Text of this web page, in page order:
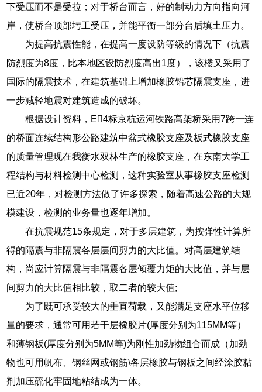
下受压而不是受拉；对于桥台而言，好的制动力方向指向河
岸，使桥台顶部圬工受压，并能平衡一部分台后填土压力。
为提高抗震性能，在提高一度设防等级的情况下（抗震
防烈度为8度，比本地区设防烈度高出1度），该楼又采用了
国际的隔震技术，在建筑基础上增加橡胶铅芯隔震支座，进
一步减轻地震对建筑造成的破坏。
根据设计资料，E4标京杭运河铁路高架桥采用7跨一连
的桥面连续结构形公路建筑中盆式橡胶支座及板式橡胶支座
的质量管理现在我衡水双林生产的橡胶支座，在东南大学工
程结构与材料检测中心检测，这种实验室从事橡胶支座检测
已近20年，对检测方法做了许多探索，随着高速公路的大规
模建设，检测的业务量也逐年增加。
在抗震规范15条规定，对于多层建筑，为按弹性计算所
得的隔震与非隔震各层层间剪力的大比值。对高层建筑结
构，尚应计算隔震与非隔震各层倾覆力矩的大比值，并与层
间剪力的大比值相比较，取二者的较大值;
为了既可承受较大的垂直荷载，又能满足支座水平位移
量的要求，通常可用若干层橡胶片(厚度分别为115MM等）
和薄钢板(厚度分别为5MM等)为刚性加劲物组合而成（加劲
物也可用帆布、钢丝网或钢筋\各层橡胶与钢板之间经涂胶粘
剂加压硫化牢固地粘结成为一体。